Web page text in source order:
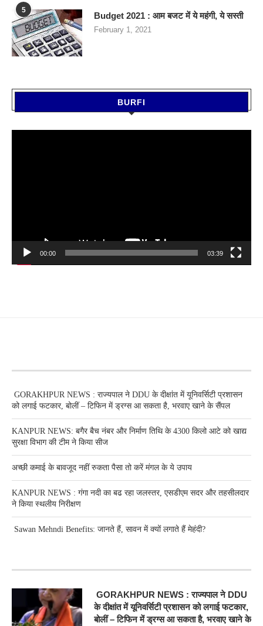
5
Budget 2021 : आम बजट में ये महंगी, ये सस्‍ती
February 1, 2021
BURFI
00:00 03:39
GORAKHPUR NEWS : राज्यपाल ने DDU के दीक्षांत में यूनिवर्सिटी प्रशासन
को लगाई फटकार, बोलीं – टिफिन में ड्रग्स आ सकता है, भरवाए खाने के सैंपल
KANPUR NEWS: बगैर बैच नंबर और निर्माण तिथि के 4300 किलो आटे को खाद्य
सुरक्षा विभाग की टीम ने किया सीज
अच्छी कमाई के बावजूद नहीं रुकता पैसा तो करें मंगल के ये उपाय
KANPUR NEWS : गंगा नदी का बढ रहा जलस्तर, एसडीएम सदर और तहसीलदार
ने किया स्थलीय निरीक्षण
Sawan Mehndi Benefits: जानते हैं, सावन में क्यों लगाते हैं मेहंदी?
GORAKHPUR NEWS : राज्यपाल ने DDU
के दीक्षांत में यूनिवर्सिटी प्रशासन को लगाई फटकार,
बोलीं – टिफिन में ड्रग्स आ सकता है, भरवाए खाने के